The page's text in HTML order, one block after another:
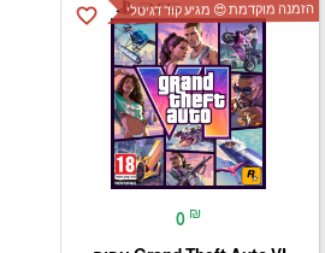
favorite_border הזמנה מוקדמת 😍 מגיע קוד דגיטלי
0 ₪